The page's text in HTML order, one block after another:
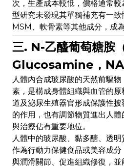
次，生產成本較怟，價格通常
型研究未發現其單獨補充有一
MSM、軟骨素等其他成分，成
三. N-乙醯葡萄糖胺
Glucosamine，
人體內合成玻尿酸的天然前驅
素，是構成身體組織與血管的
道及泌尿生殖器官形成保護性
的作用，也有調節物質進出人
與治療佔有重要地位。
人體中的玻尿酸、黏多醣、透
作為行動力保健食品或美容成
與潤滑關節、促進組織修復，